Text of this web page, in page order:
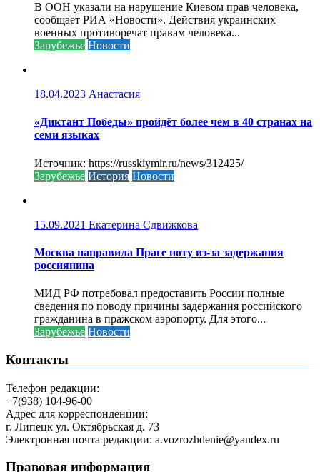
В ООН указали на нарушение Киевом прав человека,
сообщает РИА «Новости». Действия украинских
военных противоречат правам человека...
Зарубежье Новости
18.04.2023 Анастасия
«Диктант Победы» пройдёт более чем в 40 странах на
семи языках
Источник: https://russkiymir.ru/news/312425/
Зарубежье История Новости
15.09.2021 Екатерина Сдвижкова
Москва направила Праге ноту из-за задержания
россиянина
МИД РФ потребовал предоставить России полные
сведения по поводу причины задержания российского
гражданина в пражском аэропорту. Для этого...
Зарубежье Новости
Контакты
Телефон редакции:
+7(938) 104-96-00
Адрес для корреспонденции:
г. Липецк ул. Октябрьская д. 73
Электронная почта редакции: a.vozrozhdenie@yandex.ru
Правовая информация